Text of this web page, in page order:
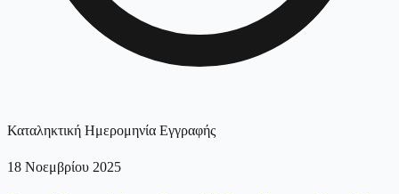
Καταληκτική Ημερομηνία Εγγραφής
18 Νοεμβρίου 2025